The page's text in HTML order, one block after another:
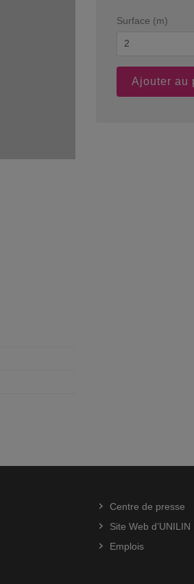
Surface (m)
Ajouter au
Centre de presse
Site Web d’UNILIN
Emplois